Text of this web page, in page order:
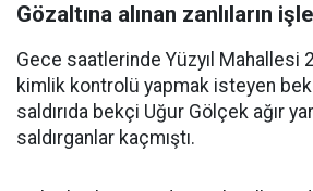
Gözaltına alınan zanlıların
Gece saatlerinde Yüzyıl Mahallesi
kimlik kontrolü yapmak isteyen
saldırıda bekçi Uğur Gölçek ağır
saldırganlar kaçmıştı.